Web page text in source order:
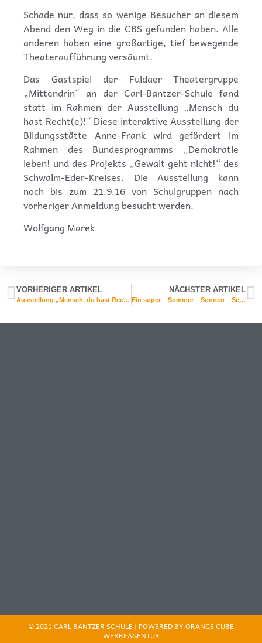
Schade nur, dass so wenige Besucher an diesem
Abend den Weg in die CBS gefunden haben. Alle
anderen haben eine großartige, tief bewegende
Theateraufführung versäumt.
Das Gastspiel der Fuldaer Theatergruppe
„Mittendrin“ an der Carl-Bantzer-Schule fand
statt im Rahmen der Ausstellung „Mensch du
hast Recht(e)!“ Diese interaktive Ausstellung der
Bildungsstätte Anne-Frank wird gefördert im
Rahmen des Bundesprogramms „Demokratie
leben! und des Projekts „Gewalt geht nicht!“ des
Schwalm-Eder-Kreises. Die Ausstellung kann
noch bis zum 21.9.16 von Schulgruppen nach
vorheriger Anmeldung besucht werden.
Wolfgang Marek
VORHERIGER ARTIKEL
Ausstellung „Mensch, du hast Recht(e)!“
NÄCHSTER ARTIKEL
Ein super – Sommer – Sonnen – September – Sport – und Schulfest an der CBS
© 2021 CARL BANTZER SCHULE | POWERED BY ORANGE CUBE
WERBEAGENTUR